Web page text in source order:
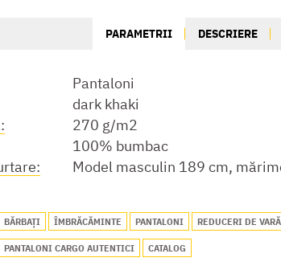
PARAMETRII DESCRIERE
Pantaloni
dark khaki
270 g/m2
100% bumbac
Model masculin 189 cm,
BĂRBAȚI ÎMBRĂCĂMINTE PANTALONI REDUCERI DE VARĂ
PANTALONI CARGO AUTENTICI CATALOG